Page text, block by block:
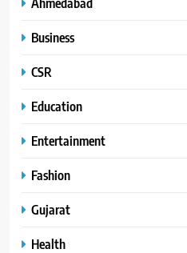
Business
CSR
Education
Entertainment
Fashion
Gujarat
Health